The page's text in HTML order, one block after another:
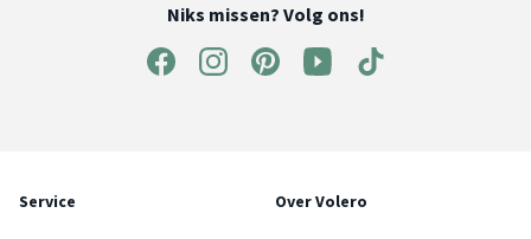
Niks missen? Volg ons!
Service Over Volero